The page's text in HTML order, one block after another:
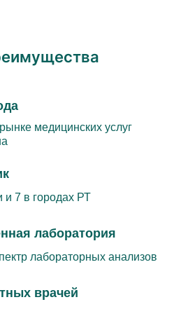
медицинских услуг
и 7 в городах РТ
лаборатория
лабораторных анализов
врачей